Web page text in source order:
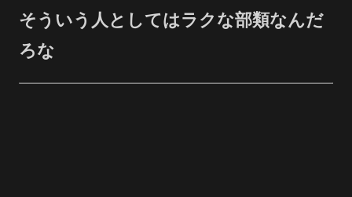
そういう人としてはラクな部類なんだ
ろな